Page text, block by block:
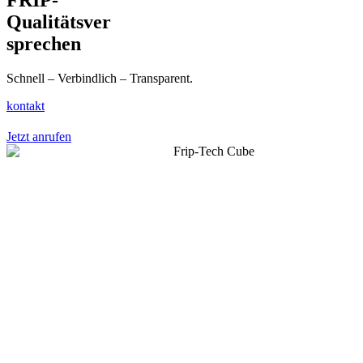
Qualitätsver
sprechen
Schnell – Verbindlich – Transparent.
kontakt
Jetzt anrufen